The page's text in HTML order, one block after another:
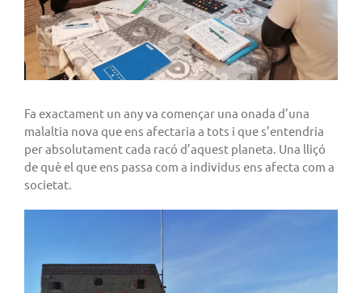
Fa exactament un any va començar una onada d’una
malaltia nova que ens afectaria a tots i que s’entendria
per absolutament cada racó d’aquest planeta. Una lliçó
de què el que ens passa com a individus ens afecta com a
societat.